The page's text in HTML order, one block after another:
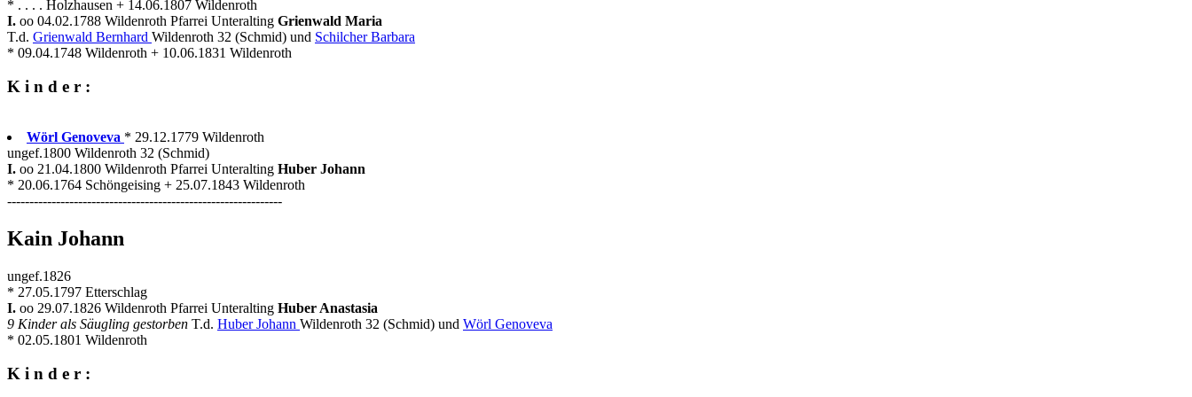
* . . . . Holzhausen + 14.06.1807 Wildenroth
I. oo 04.02.1788 Wildenroth Pfarrei Unteralting Grienwald Maria
T.d. Grienwald Bernhard Wildenroth 32 (Schmid) und Schilcher Barbara
* 09.04.1748 Wildenroth + 10.06.1831 Wildenroth
K i n d e r :
Wörl Genoveva * 29.12.1779 Wildenroth
ungef.1800 Wildenroth 32 (Schmid)
I. oo 21.04.1800 Wildenroth Pfarrei Unteralting Huber Johann
* 20.06.1764 Schöngeising + 25.07.1843 Wildenroth
--------------------------------------------------------------
Kain Johann
ungef.1826
* 27.05.1797 Etterschlag
I. oo 29.07.1826 Wildenroth Pfarrei Unteralting Huber Anastasia
9 Kinder als Säugling gestorben T.d. Huber Johann Wildenroth 32 (Schmid) und Wörl Genoveva
* 02.05.1801 Wildenroth
K i n d e r :